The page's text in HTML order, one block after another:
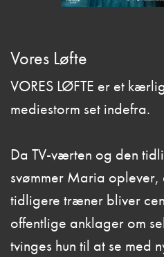
Vores Løfte
VORES LØFTE er et
mediestorm set indefra.
Da TV-værten og den
svømmer Maria oplever,
tidligere træner bliver
offentlige anklager om
tvinges hun til at se med